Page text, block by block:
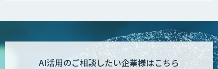
imprai（インプライ）
AI活用のご相談したい企業様はこちら